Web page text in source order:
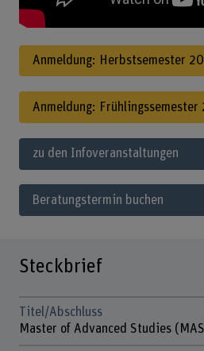
Anmeldung: Herbstsemester
Anmeldung: Frühlingssemester
zu den Infoveranstaltungen
Beratungstermin buchen
Steckbrief
Titel/Abschluss
Master of Advanced Studies